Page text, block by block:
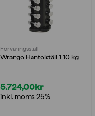
Förvaringsställ
Wrange Hantelställ 1-10 kg
5.724,00kr
inkl. moms 25%